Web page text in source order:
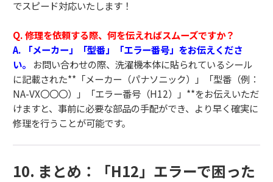
でスピード対応いたします！
Q. 修理を依頼する際、何を伝えればスムーズですか？
A. 「メーカー」「型番」「エラー番号」をお伝えくださ
い。 お問い合わせの際、洗濯機本体に貼られているシール
に記載された**「メーカー（パナソニック）」「型番（例：
NA-VX〇〇〇）」「エラー番号（H12）」**をお伝えいただ
けますと、事前に必要な部品の手配ができ、より早く確実に
修理を行うことが可能です。
10. まとめ：「H12」エラーで困った